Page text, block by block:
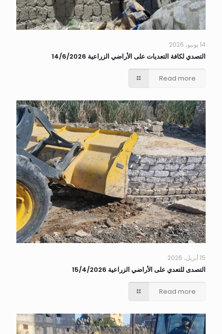
14 يونيو، 2026
التصدي لكافة التعديات على الأراضي الزراعية 14/6/2026
Read more
15 أبريل، 2026
التصدى للتعدي على الأراضي الزراعية 15/4/2026
Read more